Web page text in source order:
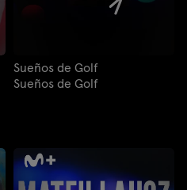
Sueños de Golf
Sueños de Golf